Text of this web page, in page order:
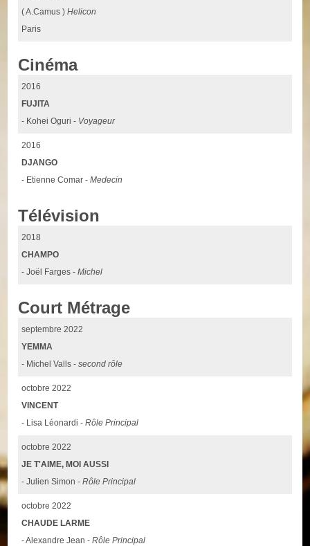
( A.Camus )Helicon
Paris
Cinéma
2016
FUJITA
- Kohei Oguri - Voyageur
2016
DJANGO
- Etienne Comar -Medecin
Télévision
2018
CHAMPO
- Joël Farges -Michel
Court Métrage
septembre 2022
YEMMA
- Michel Valls -second rôle
octobre 2022
VINCENT
- Lisa Léonardi -Rôle Principal
octobre 2022
JE T'AIME, MOI AUSSI
- Julien Simon -Rôle Principal
octobre 2022
CHAUDE LARME
- Alexandre Jean -Rôle Principal